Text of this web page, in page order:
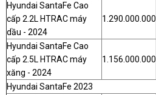
Hyundai SantaFe Cao
cấp 2.2L HTRAC máy
dầu - 2024
1.290.000.000
Hyundai SantaFe Cao
cấp 2.5L HTRAC máy
xăng - 2024
1.156.000.000
Hyundai SantaFe 2023